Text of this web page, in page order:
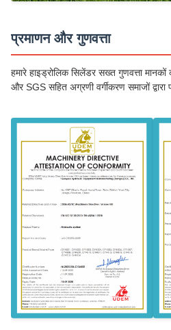
प्रमाणन और गुणवत्ता
हमारे हाइड्रोलिक सिलेंडर सख्त गुणवत्ता
और SGS सहित अग्रणी वर्गीकरण समाजों द्वारा